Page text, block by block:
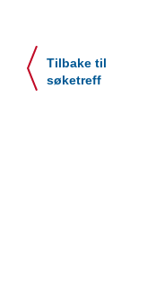
Tilbake til
søketreff